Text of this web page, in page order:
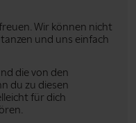
Wir können nicht
und uns einfach
die von den
du zu diesen
für dich